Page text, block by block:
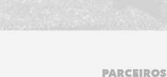
PARCEIROS